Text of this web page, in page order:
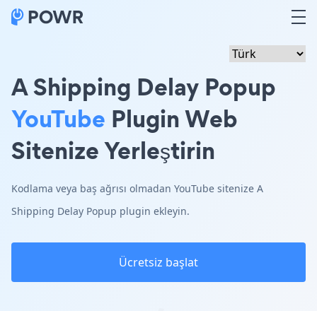
A Shipping Delay Popup
YouTube Plugin Web
Sitenize Yerleştirin
Kodlama veya baş ağrısı olmadan YouTube sitenize A
Shipping Delay Popup plugin ekleyin.
Ücretsiz başlat